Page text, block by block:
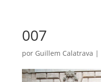
007
por Guillem Calatrava |